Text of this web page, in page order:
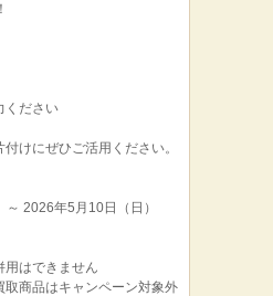
ください
けにぜひご活用ください。
2026年5月10日（日）
はできません
商品はキャンペーン対象外